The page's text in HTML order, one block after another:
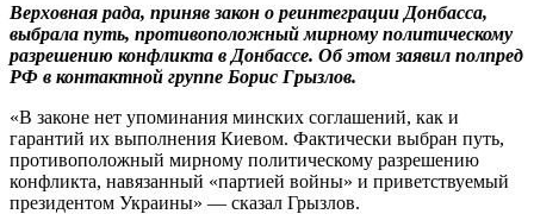
Верховная рада, приняв закон о реинтеграции Донбасса,
выбрала путь, противоположный мирному политическому
разрешению конфликта в Донбассе. Об этом заявил полпред
РФ в контактной группе Борис Грызлов.
«В законе нет упоминания минских соглашений, как и
гарантий их выполнения Киевом. Фактически выбран путь,
противоположный мирному политическому разрешению
конфликта, навязанный «партией войны» и приветствуемый
президентом Украины» — сказал Грызлов.